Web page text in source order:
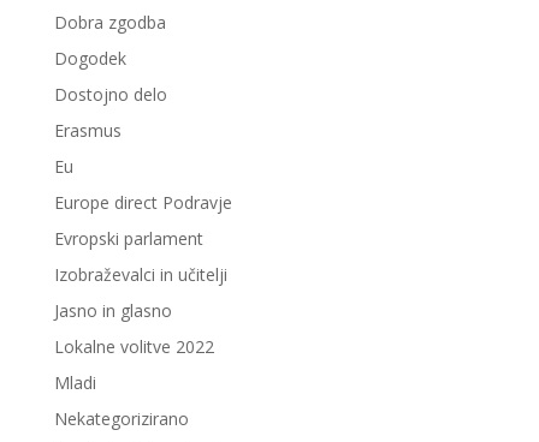
Dobra zgodba
Dogodek
Dostojno delo
Erasmus
Eu
Europe direct Podravje
Evropski parlament
Izobraževalci in učitelji
Jasno in glasno
Lokalne volitve 2022
Mladi
Nekategorizirano